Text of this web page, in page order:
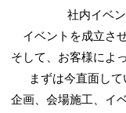
社内イベ
イベントを成立さ
そして、お客様によ
まずは今直面し
企画、会場施工、イ